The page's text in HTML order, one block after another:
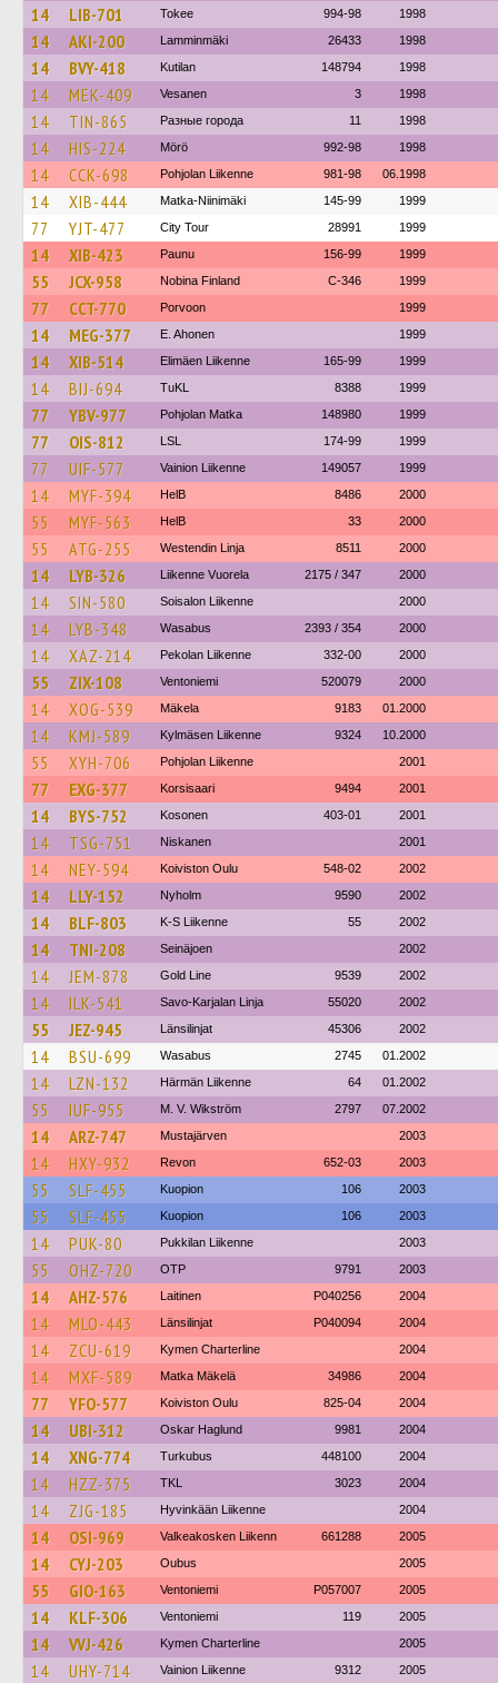
14 LIB-701 Tokee 994-98 1998
14 AKI-200 Lamminmäki 26433 1998
14 BVY-418 Kutilan 148794 1998
14 MEK-409 Vesanen 3 1998
14 TIN-865 Разные города 11 1998
14 HIS-224 Mörö 992-98 1998
14 CCK-698 Pohjolan Liikenne 981-98 06.1998
14 XIB-444 Matka-Niinimäki 145-99 1999
77 YJT-477 City Tour 28991 1999
14 XIB-423 Paunu 156-99 1999
55 JCX-958 Nobina Finland C-346 1999
77 CCT-770 Porvoon 1999
14 MEG-377 E. Ahonen 1999
14 XIB-514 Elimäen Liikenne 165-99 1999
14 BIJ-694 TuKL 8388 1999
77 YBV-977 Pohjolan Matka 148980 1999
77 OIS-812 LSL 174-99 1999
77 UIF-577 Vainion Liikenne 149057 1999
14 MYF-394 HelB 8486 2000
55 MYF-563 HelB 33 2000
55 ATG-255 Westendin Linja 8511 2000
14 LYB-326 Liikenne Vuorela 2175 / 347 2000
14 SIN-580 Soisalon Liikenne 2000
14 LYB-348 Wasabus 2393 / 354 2000
14 XAZ-214 Pekolan Liikenne 332-00 2000
55 ZIX-108 Ventoniemi 520079 2000
14 XOG-539 Mäkela 9183 01.2000
14 KMJ-589 Kylmäsen Liikenne 9324 10.2000
55 XYH-706 Pohjolan Liikenne 2001
77 EXG-377 Korsisaari 9494 2001
14 BYS-752 Kosonen 403-01 2001
14 TSG-751 Niskanen 2001
14 NEY-594 Koiviston Oulu 548-02 2002
14 LLY-152 Nyholm 9590 2002
14 BLF-803 K-S Liikenne 55 2002
14 TNI-208 Seinäjoen 2002
14 JEM-878 Gold Line 9539 2002
14 ILK-541 Savo-Karjalan Linja 55020 2002
55 JEZ-945 Länsilinjat 45306 2002
14 BSU-699 Wasabus 2745 01.2002
14 LZN-132 Härmän Liikenne 64 01.2002
55 IUF-955 M. V. Wikström 2797 07.2002
14 ARZ-747 Mustajärven 2003
14 HXY-932 Revon 652-03 2003
55 SLF-455 Kuopion 106 2003
55 SLF-455 Kuopion 106 2003
14 PUK-80 Pukkilan Liikenne 2003
55 OHZ-720 OTP 9791 2003
14 AHZ-576 Laitinen P040256 2004
14 MLO-443 Länsilinjat P040094 2004
14 ZCU-619 Kymen Charterline 2004
14 MXF-589 Matka Mäkelä 34986 2004
77 YFO-577 Koiviston Oulu 825-04 2004
14 UBI-312 Oskar Haglund 9981 2004
14 XNG-774 Turkubus 448100 2004
14 HZZ-375 TKL 3023 2004
14 ZJG-185 Hyvinkään Liikenne 2004
14 OSI-969 Valkeakosken Liikenn 661288 2005
14 CYJ-203 Oubus 2005
55 GIO-163 Ventoniemi P057007 2005
14 KLF-306 Ventoniemi 119 2005
14 VVJ-426 Kymen Charterline 2005
14 UHY-714 Vainion Liikenne 9312 2005